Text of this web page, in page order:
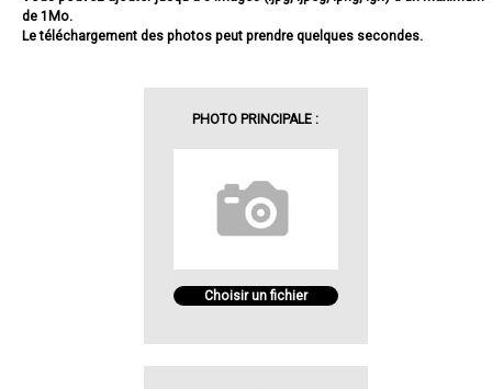
de 1Mo.
Le téléchargement des photos peut prendre quelques secondes.
PHOTO PRINCIPALE :
Choisir un fichier